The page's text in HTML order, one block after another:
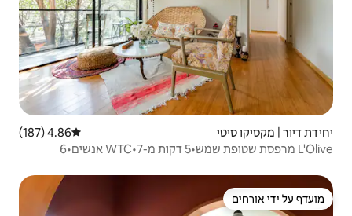
דירוג ממוצע של 4.86 מתוך 5, 187 ביקורות
4.86 (187)
L'Olive מרפסת שטופת שמש•5 דקות מ-WTC•7 אנשים•6